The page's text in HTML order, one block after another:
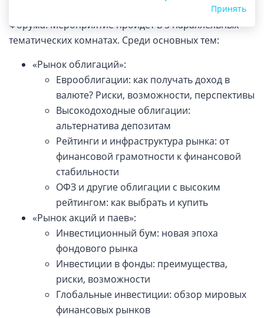
Организаторы сообщают о готовности программы
Форума. Мероприятие пройдет в 5 параллельных
тематических комнатах. Среди основных тем:
«Рынок облигаций»:
Еврооблигации: как получать доход в
валюте? Риски, возможности, перспективы
Высокодоходные облигации:
альтернатива депозитам
Рейтинги и инфраструктура рынка: от
финансовой грамотности к финансовой
стабильности
ОФЗ и другие облигации с высоким
рейтингом: как выбрать и купить
«Рынок акций и паев»:
Инвестиционный бум: новая эпоха
фондового рынка
Инвестиции в фонды: преимущества,
риски, возможности
Глобальные инвестиции: обзор мировых
финансовых рынков
Принять